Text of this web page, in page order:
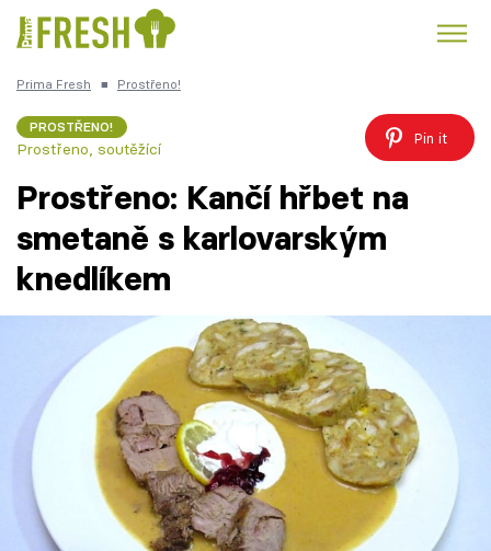
Česká kuchyně
Témata
Recepty
Články
TV Program
Škola vaření
Prima Fresh ■ Prostřeno!
PROSTŘENO!
Prostřeno, soutěžící
Pin it
Prostřeno: Kančí hřbet na
smetaně s karlovarským
knedlíkem